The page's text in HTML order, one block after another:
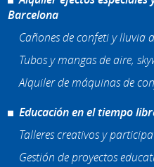
Barcelona
Cañones de confeti y lluvia
Tubos y mangas de aire,
Alquiler de máquinas de
Educación en el tiempo
Talleres creativos y
Gestión de proyectos